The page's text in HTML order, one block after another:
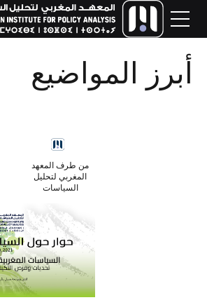
أبرز المواضيع
من طرف المعهد
المغربي لتحليل
السياسات